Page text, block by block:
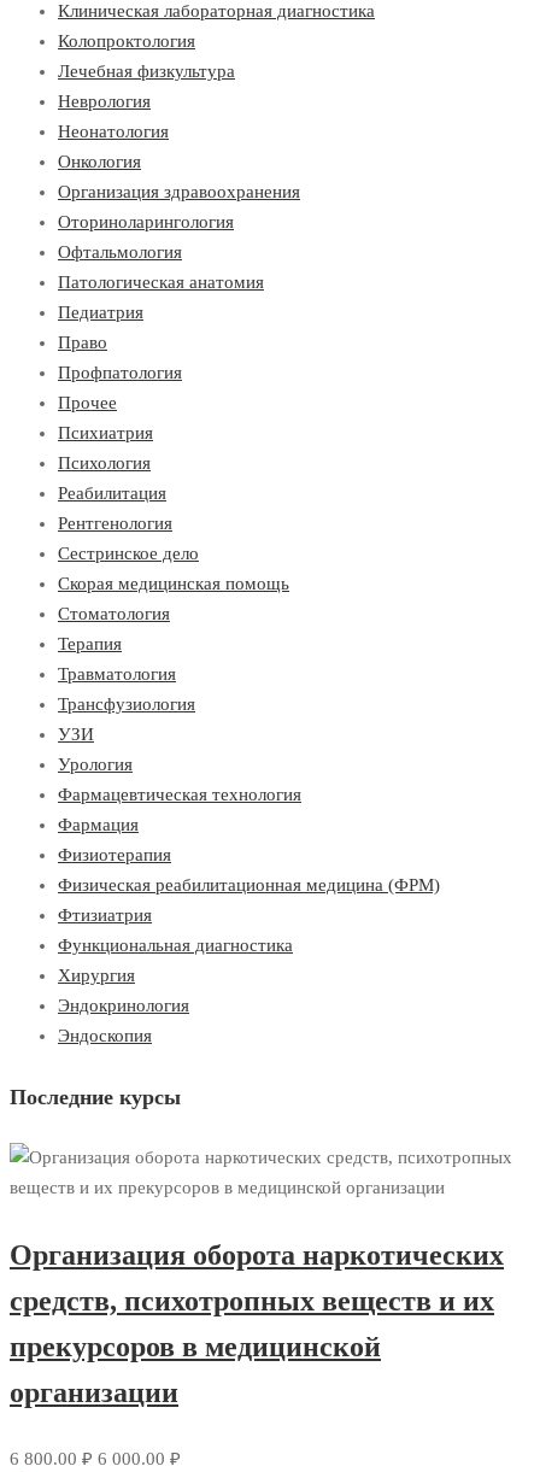
Клиническая лабораторная диагностика
Колопроктология
Лечебная физкультура
Неврология
Неонатология
Онкология
Организация здравоохранения
Оториноларингология
Офтальмология
Патологическая анатомия
Педиатрия
Право
Профпатология
Прочее
Психиатрия
Психология
Реабилитация
Рентгенология
Сестринское дело
Скорая медицинская помощь
Стоматология
Терапия
Травматология
Трансфузиология
УЗИ
Урология
Фармацевтическая технология
Фармация
Физиотерапия
Физическая реабилитационная медицина (ФРМ)
Фтизиатрия
Функциональная диагностика
Хирургия
Эндокринология
Эндоскопия
Последние курсы
Организация оборота наркотических
средств, психотропных веществ и их
прекурсоров в медицинской
организации
6 800.00 ₽ 6 000.00 ₽